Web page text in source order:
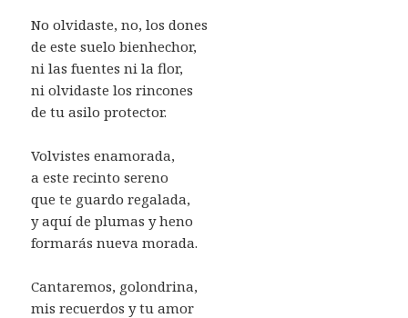
No olvidaste, no, los dones
de este suelo bienhechor,
ni las fuentes ni la flor,
ni olvidaste los rincones
de tu asilo protector.
Volvistes enamorada,
a este recinto sereno
que te guardo regalada,
y aquí de plumas y heno
formarás nueva morada.
Cantaremos, golondrina,
mis recuerdos y tu amor